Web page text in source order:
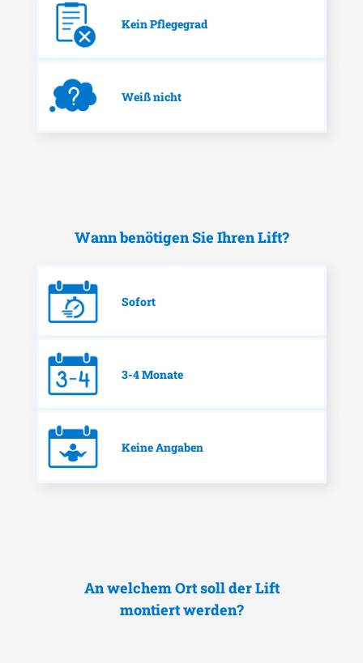
Kein Pflegegrad
Weiß nicht
Wann benötigen Sie Ihren Lift?
Sofort
3-4 Monate
Keine Angaben
An welchem Ort soll der Lift
montiert werden?